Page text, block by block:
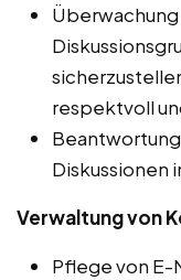
respektvoll
Diskussionen
Verwaltung von
Pflege von E-